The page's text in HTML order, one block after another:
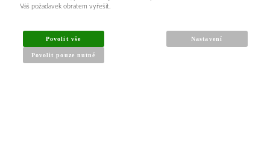
Váš požadavek obratem vyřešit.
Povolit vše
Povolit pouze nutné
Nastavení